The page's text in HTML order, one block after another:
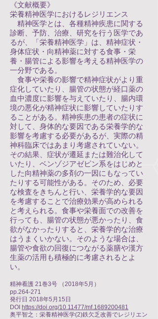
《文献概要》
栄養精神医学におけるレジリエンス
精神医学とは、各種精神疾患に関する
診断、予防、治療、研究を行う医学であ
るが、「栄養精神医学」は、精神症状・
身体症状・向精神薬に対する食事・栄
養・腸管による影響を考える精神医学の
一分野である。
食事や栄養の影響で精神症状がより重
症化していたり、腸管の状態が経口薬の
血中濃度に影響を与えていたり、腸内環
境の悪化が精神症状に影響していたりす
ることがある。精神疾患の患者の症状に
対して、身体的な要因である栄養学的な
影響を考慮する必要があるが、実際の精
神科臨床ではあまり考慮されていない。
その結果、症状が遷延または難治化して
いたり、ベンゾジアゼピン系をはじめと
した向精神薬の多剤の一因にもなってい
たりする可能性がある。そのため、必要
な検査をきちんと行い、栄養学的な要因
を考慮することで治療効果が高められる
と考えられる。食事や栄養面での改善を
行っても、腸管の状態が悪かったり、食
欲がなかったりすると、栄養学的な治療
はうまくいかない。そのような場合は、
腸管や食欲の回復につながる薬膳や漢方
生薬の活用も積極的に考慮されるとよ
い。
精神看護 21巻3号 （2018年5月）
pp.264-271
発行日 2018年5月15日
DOI https://doi.org/10.11477/mf.1689200481
奥平智之：栄養精神医学(2)鉄欠乏改善でレジリエン